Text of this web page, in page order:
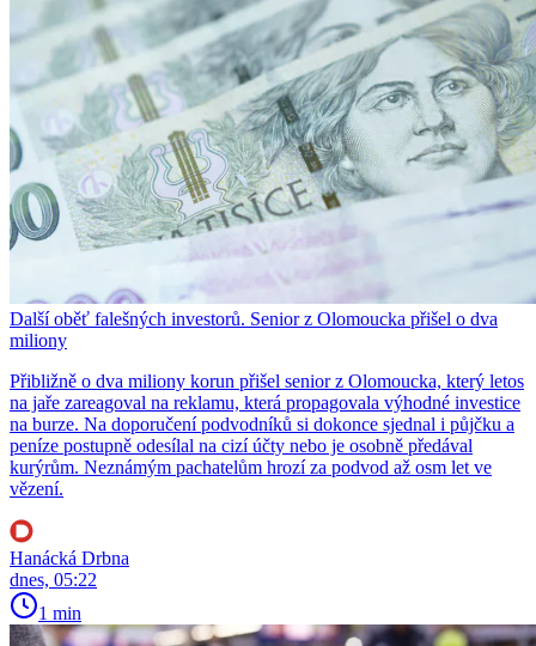
Další oběť falešných investorů. Senior z Olomoucka přišel o dva
miliony
Přibližně o dva miliony korun přišel senior z Olomoucka, který letos
na jaře zareagoval na reklamu, která propagovala výhodné investice
na burze. Na doporučení podvodníků si dokonce sjednal i půjčku a
peníze postupně odesílal na cizí účty nebo je osobně předával
kurýrům. Neznámým pachatelům hrozí za podvod až osm let ve
vězení.
Hanácká Drbna
dnes, 05:22
1 min